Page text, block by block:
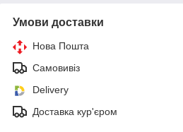
Умови доставки
Нова Пошта
Самовивіз
Delivery
Доставка кур'єром